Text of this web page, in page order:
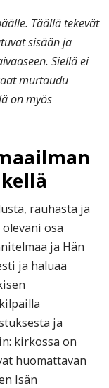
Täällä tekevät
sisään ja
Siellä ei
murtaudu
on myös
rauhasta ja
osa
ja Hän
ja haluaa
ja
kirkossa on
huomattavan
Isän